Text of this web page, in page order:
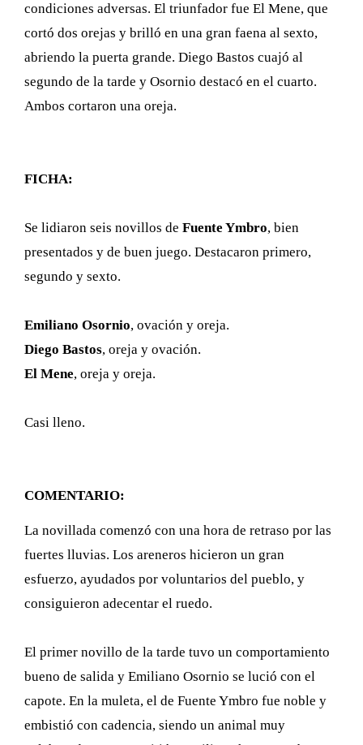
condiciones adversas. El triunfador fue El Mene, que
cortó dos orejas y brilló en una gran faena al sexto,
abriendo la puerta grande. Diego Bastos cuajó al
segundo de la tarde y Osornio destacó en el cuarto.
Ambos cortaron una oreja.
FICHA:
Se lidiaron seis novillos de Fuente Ymbro, bien
presentados y de buen juego. Destacaron primero,
segundo y sexto.
Emiliano Osornio, ovación y oreja.
Diego Bastos, oreja y ovación.
El Mene, oreja y oreja.
Casi lleno.
COMENTARIO:
La novillada comenzó con una hora de retraso por las
fuertes lluvias. Los areneros hicieron un gran
esfuerzo, ayudados por voluntarios del pueblo, y
consiguieron adecentar el ruedo.
El primer novillo de la tarde tuvo un comportamiento
bueno de salida y Emiliano Osornio se lució con el
capote. En la muleta, el de Fuente Ymbro fue noble y
embistió con cadencia, siendo un animal muy